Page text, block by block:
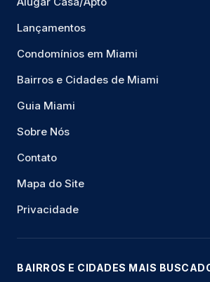
Lançamentos
Condomínios em Miami
Bairros e Cidades de Miami
Guia Miami
Sobre Nós
Contato
Mapa do Site
Privacidade
BAIRROS E CIDADES MAIS